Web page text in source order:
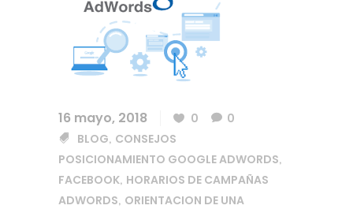
16 mayo, 2018 0
0
BLOG, CONSEJOS
POSICIONAMIENTO GOOGLE ADWORDS,
FACEBOOK, HORARIOS DE CAMPAÑAS
ADWORDS, ORIENTACION DE UNA